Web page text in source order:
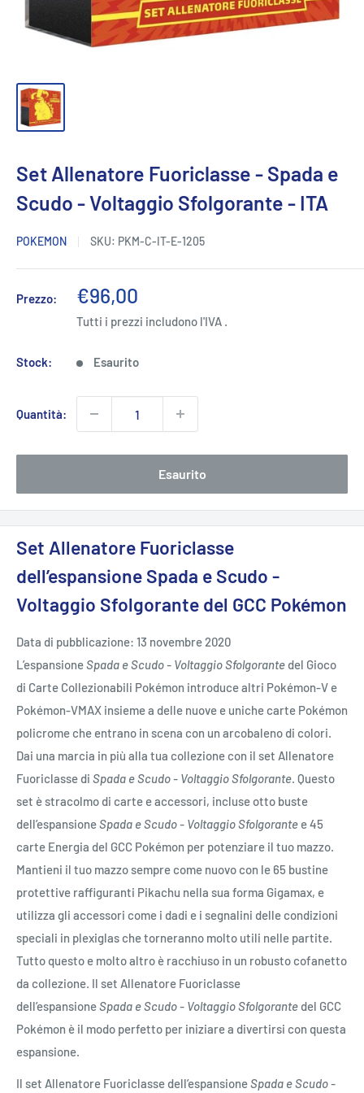
Set Allenatore Fuoriclasse - Spada e
Scudo - Voltaggio Sfolgorante - ITA
POKEMON SKU: PKM-C-IT-E-1205
Prezzo:
Prezzo
scontato
€96,00
Tutti i prezzi includono l'IVA .
Stock: Esaurito
Quantità:
Esaurito
Set Allenatore Fuoriclasse
dell’espansione Spada e Scudo -
Voltaggio Sfolgorante del GCC Pokémon
Data di pubblicazione: 13 novembre 2020
L’espansioneSpada e Scudo - Voltaggio Sfolgorante del Gioco
di Carte Collezionabili Pokémon introduce altri Pokémon-V e
Pokémon-VMAX insieme a delle nuove e uniche carte Pokémon
policrome che entrano in scena con un arcobaleno di colori.
Dai una marcia in più alla tua collezione con il set Allenatore
Fuoriclasse di Spada e Scudo - Voltaggio Sfolgorante. Questo
set è stracolmo di carte e accessori, incluse otto buste
dell’espansioneSpada e Scudo - Voltaggio Sfolgorante e 45
carte Energia del GCC Pokémon per potenziare il tuo mazzo.
Mantieni il tuo mazzo sempre come nuovo con le 65 bustine
protettive raffiguranti Pikachu nella sua forma Gigamax, e
utilizza gli accessori come i dadi e i segnalini delle condizioni
speciali in plexiglas che torneranno molto utili nelle partite.
Tutto questo e molto altro è racchiuso in un robusto cofanetto
da collezione. Il set Allenatore Fuoriclasse
dell’espansioneSpada e Scudo - Voltaggio Sfolgorante del GCC
Pokémon è il modo perfetto per iniziare a divertirsi con questa
espansione.
Il set Allenatore Fuoriclasse dell’espansioneSpada e Scudo -